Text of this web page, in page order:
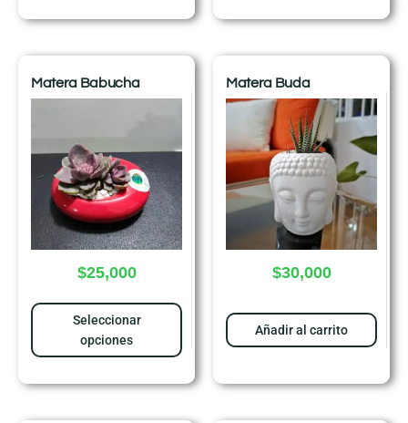
Matera Babucha
$25,000
Seleccionar
opciones
Matera Buda
$30,000
Añadir al carrito